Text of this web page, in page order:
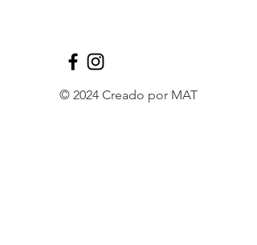
© 2024 Creado por MAT